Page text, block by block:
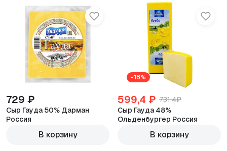
729 ₽
Сыр Гауда 50% Дарман
Россия
В корзину
-18%
599,4 ₽ 731,4₽
Сыр Гауда 48%
Ольденбургер Россия
В корзину